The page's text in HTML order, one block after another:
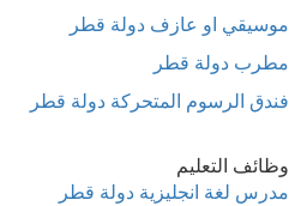
موسيقي او عازف دولة قطر
مطرب دولة قطر
فندق الرسوم المتحركة دولة قطر
وظائف التعليم
مدرس لغة انجليزية دولة قطر